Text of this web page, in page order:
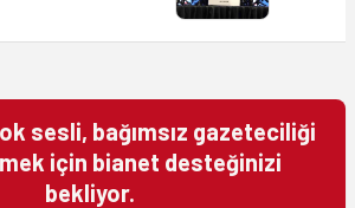
sesli, bağımsız gazeteciliği
için bianet desteğinizi
bekliyor.